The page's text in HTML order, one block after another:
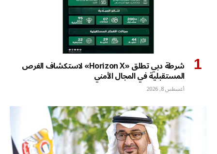
شرطة دبي تطلق «Horizon X» لاستكشاف الفرص
المستقبلية في المجال الأمني
أغسطس 8, 2026